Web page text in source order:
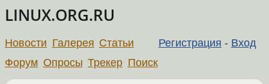
LINUX.ORG.RU
Регистрация - Вход
Новости Галерея Статьи
Форум Опросы Трекер Поиск